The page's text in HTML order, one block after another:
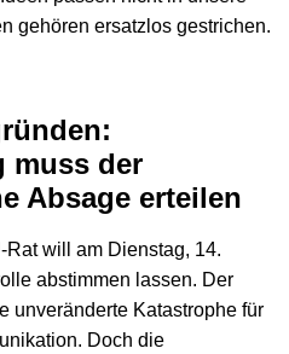
gehören ersatzlos gestrichen.
muss der
Absage erteilen
Rat will am Dienstag, 14.
abstimmen lassen. Der
unveränderte Katastrophe für
Doch die